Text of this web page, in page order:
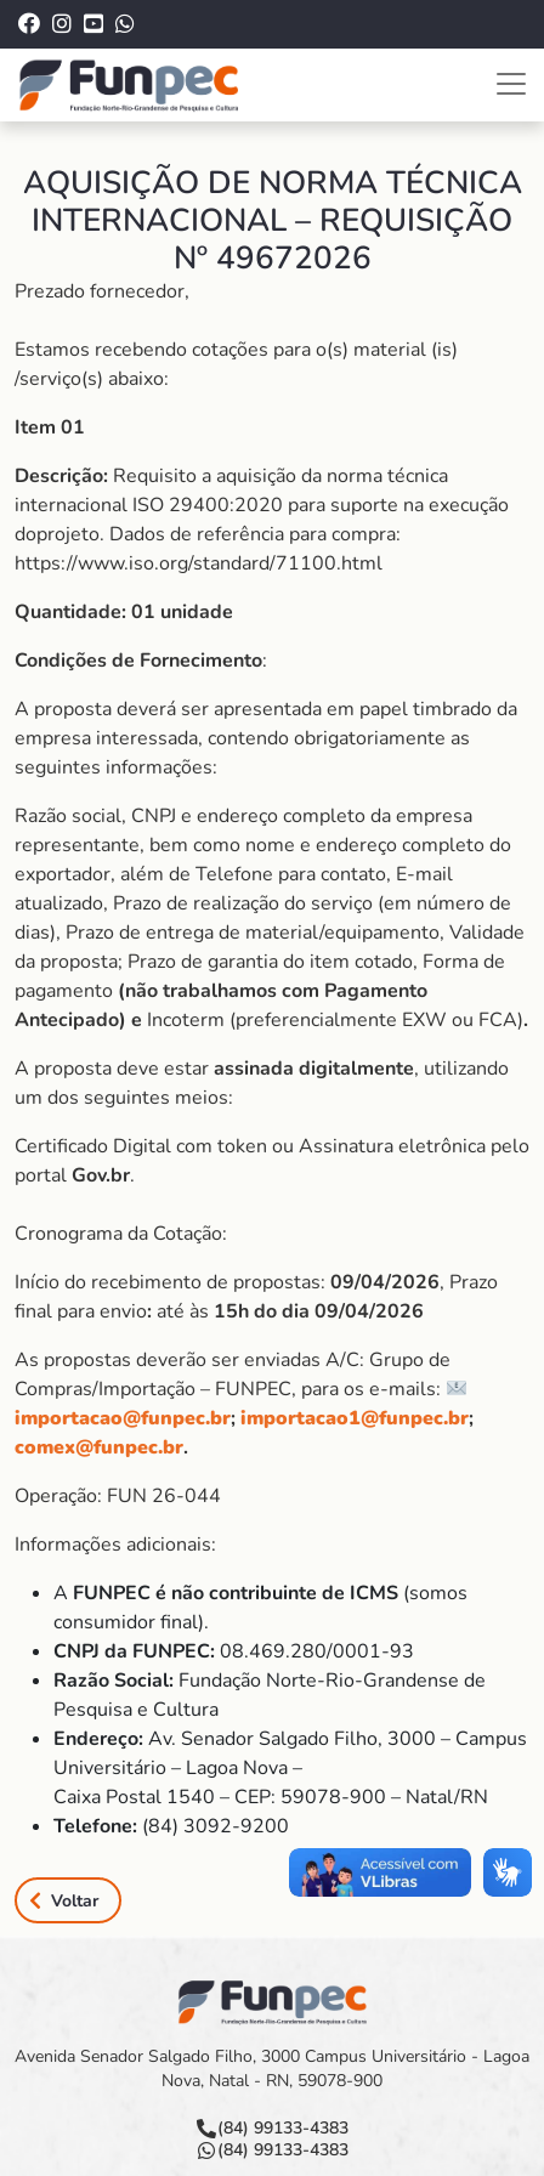
AQUISIÇÃO DE NORMA TÉCNICA
INTERNACIONAL – REQUISIÇÃO
Nº 49672026
Prezado fornecedor,
Estamos recebendo cotações para o(s) material (is)
/serviço(s) abaixo:
Item 01
Descrição: Requisito a aquisição da norma técnica
internacional ISO 29400:2020 para suporte na execução
doprojeto. Dados de referência para compra:
https://www.iso.org/standard/71100.html
Quantidade: 01 unidade
Condições de Fornecimento:
A proposta deverá ser apresentada em papel timbrado da
empresa interessada, contendo obrigatoriamente as
seguintes informações:
Razão social, CNPJ e endereço completo da empresa
representante, bem como nome e endereço completo do
exportador, além de Telefone para contato, E-mail
atualizado, Prazo de realização do serviço (em número de
dias), Prazo de entrega de material/equipamento, Validade
da proposta; Prazo de garantia do item cotado, Forma de
pagamento (não trabalhamos com Pagamento
Antecipado) e Incoterm (preferencialmente EXW ou FCA).
A proposta deve estarassinada digitalmente, utilizando
um dos seguintes meios:
Certificado Digital com token ou Assinatura eletrônica pelo
portalGov.br.
Cronograma da Cotação:
Início do recebimento de propostas: 09/04/2026, Prazo
final para envio: até às 15h do dia 09/04/2026
As propostas deverão ser enviadas A/C: Grupo de
Compras/Importação – FUNPEC, para os e-mails:
importacao@funpec.br;importacao1@funpec.br;
comex@funpec.br.
Operação: FUN 26-044
Informações adicionais:
A FUNPEC é não contribuinte de ICMS (somos
consumidor final).
CNPJ da FUNPEC:08.469.280/0001-93
Razão Social: Fundação Norte-Rio-Grandense de
Pesquisa e Cultura
Endereço:Av. Senador Salgado Filho, 3000 – Campus
Universitário – Lagoa Nova –
Caixa Postal 1540 – CEP: 59078-900 – Natal/RN
Telefone: (84) 3092-9200
Voltar
Avenida Senador Salgado Filho, 3000 Campus Universitário - Lagoa
Nova, Natal - RN, 59078-900
(84) 99133-4383
(84) 99133-4383